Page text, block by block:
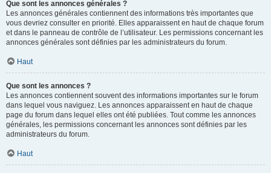
Que sont les annonces générales ?
Les annonces générales contiennent des informations très importantes que
vous devriez consulter en priorité. Elles apparaissent en haut de chaque forum
et dans le panneau de contrôle de l’utilisateur. Les permissions concernant les
annonces générales sont définies par les administrateurs du forum.
Haut
Que sont les annonces ?
Les annonces contiennent souvent des informations importantes sur le forum
dans lequel vous naviguez. Les annonces apparaissent en haut de chaque
page du forum dans lequel elles ont été publiées. Tout comme les annonces
générales, les permissions concernant les annonces sont définies par les
administrateurs du forum.
Haut